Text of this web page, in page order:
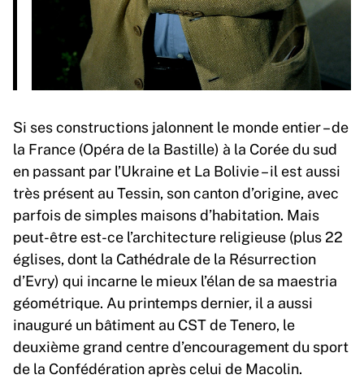
Si ses constructions jalonnent le monde entier – de
la France (Opéra de la Bastille) à la Corée du sud
en passant par l’Ukraine et La Bolivie – il est aussi
très présent au Tessin, son canton d’origine, avec
parfois de simples maisons d’habitation. Mais
peut-être est-ce l’architecture religieuse (plus 22
églises, dont la Cathédrale de la Résurrection
d’Evry) qui incarne le mieux l’élan de sa maestria
géométrique. Au printemps dernier, il a aussi
inauguré un bâtiment au CST de Tenero, le
deuxième grand centre d’encouragement du sport
de la Confédération après celui de Macolin.